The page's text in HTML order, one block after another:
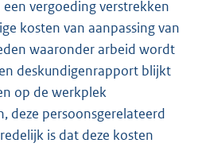
vergoeding verstrekken
kosten van aanpassing van
waaronder arbeid wordt
deskundigenrapport blijkt
op de werkplek
deze persoonsgerelateerd
is dat deze kosten